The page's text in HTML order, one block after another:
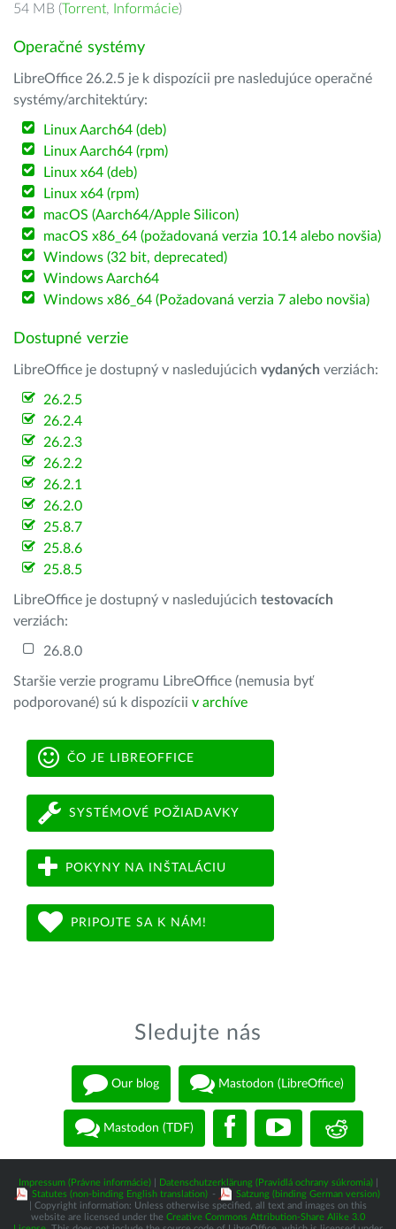
54 MB (Torrent, Informácie)
Operačné systémy
LibreOffice 26.2.5 je k dispozícii pre nasledujúce operačné
systémy/architektúry:
Linux Aarch64 (deb)
Linux Aarch64 (rpm)
Linux x64 (deb)
Linux x64 (rpm)
macOS (Aarch64/Apple Silicon)
macOS x86_64 (požadovaná verzia 10.14 alebo novšia)
Windows (32 bit, deprecated)
Windows Aarch64
Windows x86_64 (Požadovaná verzia 7 alebo novšia)
Dostupné verzie
LibreOffice je dostupný v nasledujúcich vydaných verziách:
26.2.5
26.2.4
26.2.3
26.2.2
26.2.1
26.2.0
25.8.7
25.8.6
25.8.5
LibreOffice je dostupný v nasledujúcich testovacích
verziách:
26.8.0
Staršie verzie programu LibreOffice (nemusia byť
podporované) sú k dispozícii v archíve
ČO JE LIBREOFFICE
SYSTÉMOVÉ POŽIADAVKY
POKYNY NA INŠTALÁCIU
PRIPOJTE SA K NÁM!
Sledujte nás
Our blog Mastodon (LibreOffice)
Mastodon (TDF)
Impressum (Právne informácie)| Datenschutzerklärung (Pravidlá ochrany súkromia)|
Statutes (non-binding English translation) -
Satzung (binding German version)
| Copyright information: Unless otherwise specified, all text and images on this
website are licensed under the Creative Commons Attribution-Share Alike 3.0